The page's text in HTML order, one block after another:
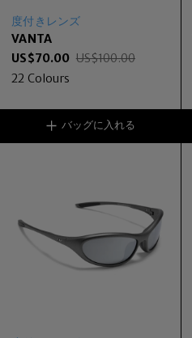
度付きレンズ
VANTA
US$70.00 US$100.00
22 Colours
バッグに入れる